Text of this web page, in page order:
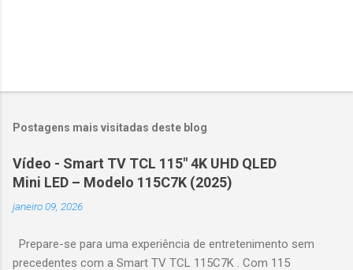
Postagens mais visitadas deste blog
Vídeo - Smart TV TCL 115" 4K UHD QLED
Mini LED – Modelo 115C7K (2025)
janeiro 09, 2026
Prepare-se para uma experiência de entretenimento sem
precedentes com a Smart TV TCL 115C7K . Com 115